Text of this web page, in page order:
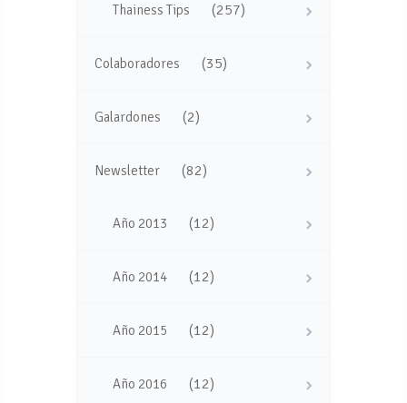
Thainess Tips (257)
Colaboradores (35)
Galardones (2)
Newsletter (82)
Año 2013 (12)
Año 2014 (12)
Año 2015 (12)
Año 2016 (12)